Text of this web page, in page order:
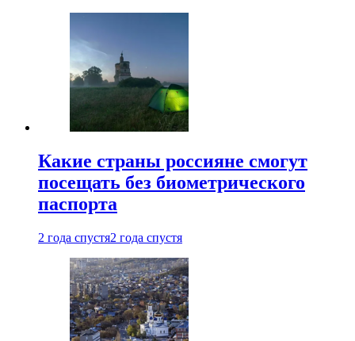
Какие страны россияне смогут
посещать без биометрического
паспорта
2 года спустя2 года спустя